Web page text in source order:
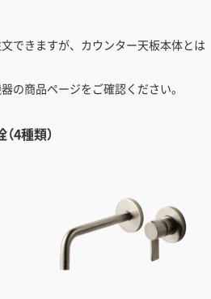
できますが、カウンター天板本体とは
の商品ページをご確認ください。
4種類）